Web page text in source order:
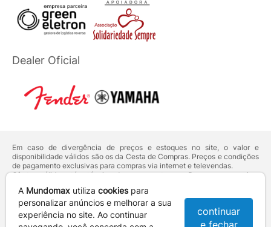
Dealer Oficial
Em caso de divergência de preços e estoques no site, o valor e
disponibilidade válidos são os da Cesta de Compras. Preços e condições
de pagamento exclusivas para compras via internet e televendas.
Ofertas válidas até o término de nossos estoques. Para compras acima
deVenda Corporativa.
Os preços apresentados no site prevalecem sobre outros anunciados em
qualquer outro meio de comunicação ou sites de buscas. Código de
Defesa do Consumidor:Lei nº 8.078.
A Mundomax utiliza cookiespara
personalizar anúncios e melhorar a sua
experiência no site. Ao continuar
continuar
e fechar